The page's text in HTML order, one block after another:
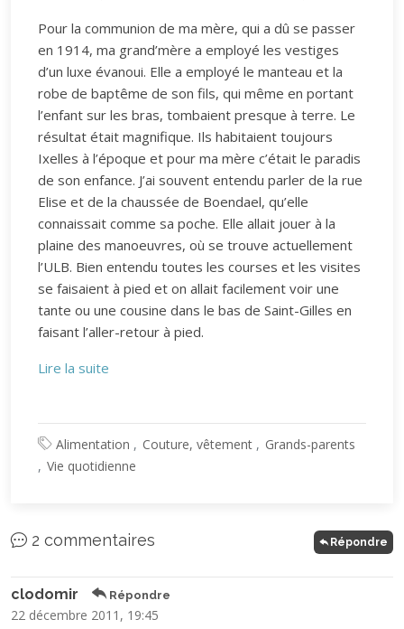
Pour la communion de ma mère, qui a dû se passer
en 1914, ma grand’mère a employé les vestiges
d’un luxe évanoui. Elle a employé le manteau et la
robe de baptême de son fils, qui même en portant
l’enfant sur les bras, tombaient presque à terre. Le
résultat était magnifique. Ils habitaient toujours
Ixelles à l’époque et pour ma mère c’était le paradis
de son enfance. J’ai souvent entendu parler de la rue
Elise et de la chaussée de Boendael, qu’elle
connaissait comme sa poche. Elle allait jouer à la
plaine des manoeuvres, où se trouve actuellement
l’ULB. Bien entendu toutes les courses et les visites
se faisaient à pied et on allait facilement voir une
tante ou une cousine dans le bas de Saint-Gilles en
faisant l’aller-retour à pied.
Lire la suite
Alimentation Couture, vêtement
Grands-parents
Vie quotidienne
2 commentaires Répondre
clodomir Répondre
22 décembre 2011, 19:45